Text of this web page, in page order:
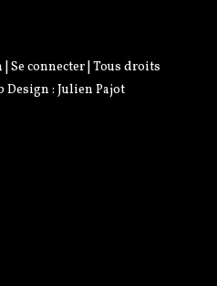
Se connecter | Tous droits
Design : Julien Pajot